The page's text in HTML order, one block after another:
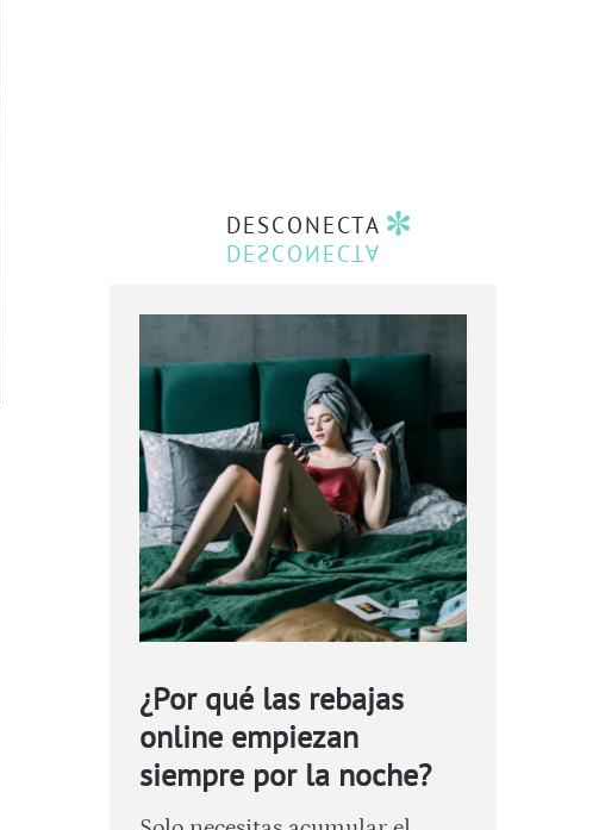
DESCONECTA
¿Por qué las rebajas
online empiezan
siempre por la noche?